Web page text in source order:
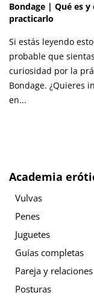
Bondage | Qué es y
practicarlo
Si estás leyendo
probable que
curiosidad por la
Bondage. ¿Quieres
en...
Academia
Vulvas
Penes
Juguetes
Guías completas
Pareja y relaciones
Posturas